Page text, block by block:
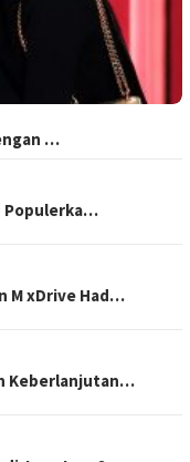
…
Populerka…
M xDrive Had…
Keberlanjutan…